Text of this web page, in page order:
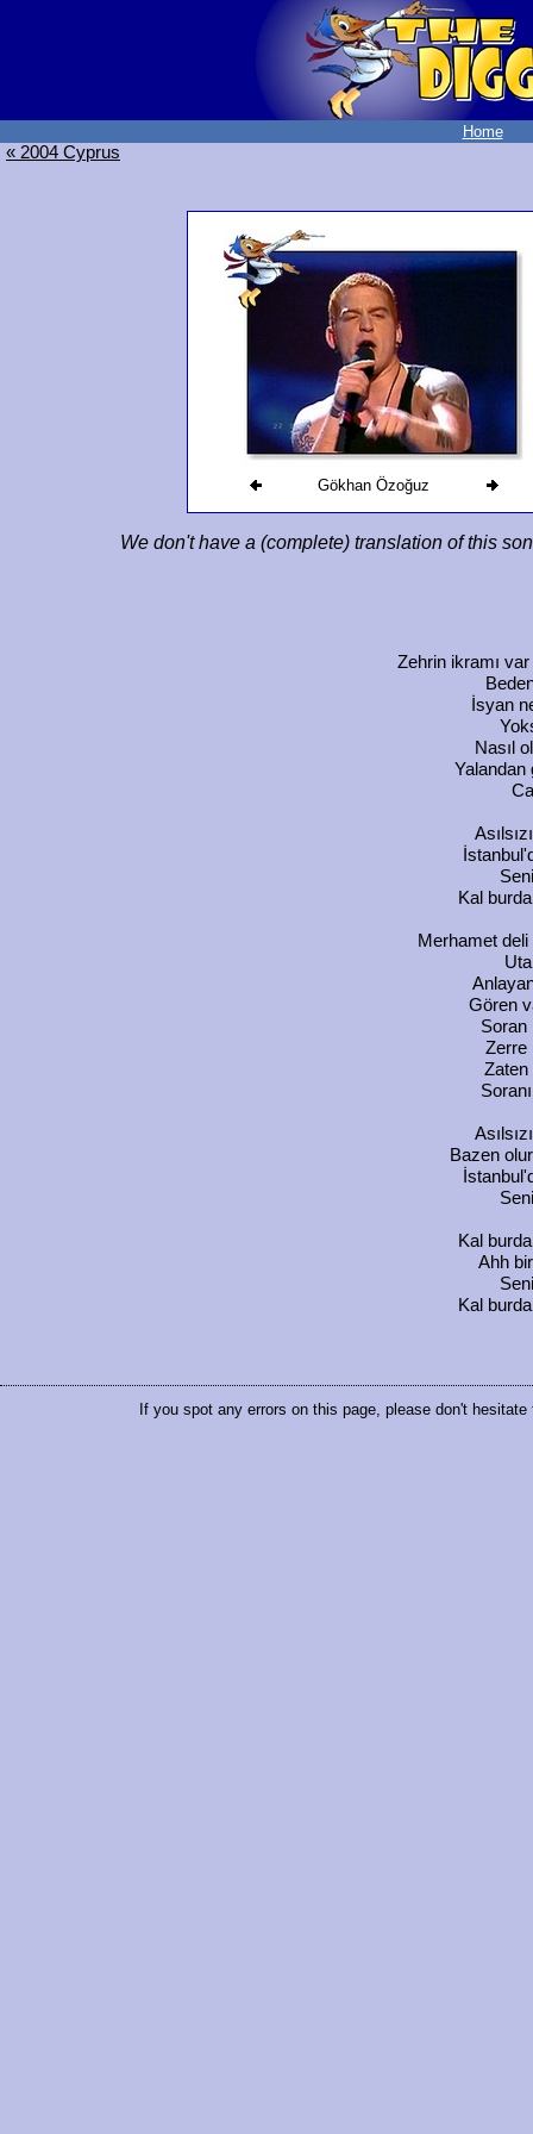
Home
« 2004 Cyprus
Gökhan Özoğuz
We don't have a (complete) translation of this
Zehrin ikramı
İsyan
Nasıl
Yalandan
Kal
Merhamet
Gören
Soran
Zerre
Zaten
Bazen
Kal
Ahh
Kal
If you spot any errors on this page, please don't